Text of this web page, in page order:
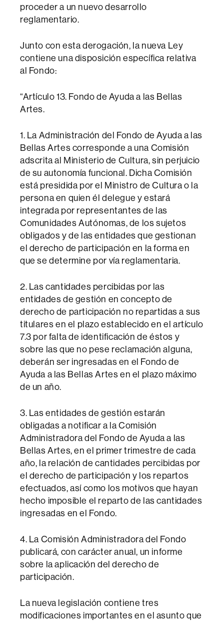
proceder a un nuevo desarrollo
reglamentario.
Junto con esta derogación, la nueva Ley
contiene una disposición específica relativa
al Fondo:
“Artículo 13. Fondo de Ayuda a las Bellas
Artes.
1. La Administración del Fondo de Ayuda a las
Bellas Artes corresponde a una Comisión
adscrita al Ministerio de Cultura, sin perjuicio
de su autonomía funcional. Dicha Comisión
está presidida por el Ministro de Cultura o la
persona en quien él delegue y estará
integrada por representantes de las
Comunidades Autónomas, de los sujetos
obligados y de las entidades que gestionan
el derecho de participación en la forma en
que se determine por vía reglamentaria.
2. Las cantidades percibidas por las
entidades de gestión en concepto de
derecho de participación no repartidas a sus
titulares en el plazo establecido en el artículo
7.3 por falta de identificación de éstos y
sobre las que no pese reclamación alguna,
deberán ser ingresadas en el Fondo de
Ayuda a las Bellas Artes en el plazo máximo
de un año.
3. Las entidades de gestión estarán
obligadas a notificar a la Comisión
Administradora del Fondo de Ayuda a las
Bellas Artes, en el primer trimestre de cada
año, la relación de cantidades percibidas por
el derecho de participación y los repartos
efectuados, así como los motivos que hayan
hecho imposible el reparto de las cantidades
ingresadas en el Fondo.
4. La Comisión Administradora del Fondo
publicará, con carácter anual, un informe
sobre la aplicación del derecho de
participación.
La nueva legislación contiene tres
modificaciones importantes en el asunto que